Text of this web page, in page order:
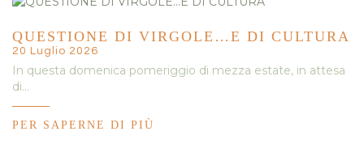
QUESTIONE DI VIRGOLE…E DI CULTURA
20 Luglio 2026
In questa domenica pomeriggio di mezza estate, in attesa
di…
PER SAPERNE DI PIÙ